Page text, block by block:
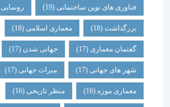
فناوری های نوین ساختمانی(19) رونمایی از کتاب
بزرگداشت (18) معماری اسلامی(18)
گفتمان معماری (17) جهانی شدن(17)
شهر های جهانی(17) میراث جهانی(17)
معماری موزه(16) منظر تاریخی (16)